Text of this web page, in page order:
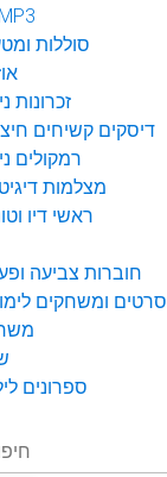
נגני MP3
סוללות
זכרונות
דיסקים קשיחים
רמקולים
מצלמות
ראשי דיו
חוברות צביעה
סרטים ומשחקים
ספרונים